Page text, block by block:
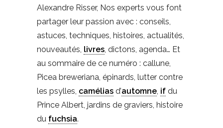
Alexandre Risser, Nos experts vous font
partager leur passion avec : conseils,
astuces, techniques, histoires, actualités,
nouveautés, livres , dictons, agenda… Et
au sommaire de ce numéro : callune,
Picea breweriana, épinards, lutter contre
les psylles, camélias d’automne if du
Prince Albert, jardins de graviers, histoire
du fuchsia.